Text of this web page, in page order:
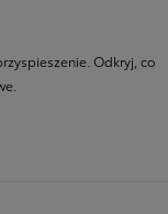
Odkryj, co